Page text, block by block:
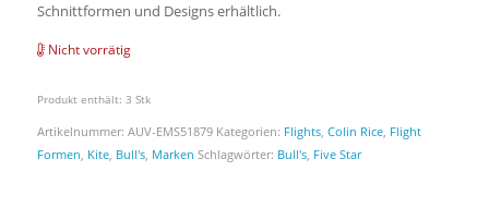
Schnittformen und Designs erhältlich.
Nicht vorrätig
Produkt enthält: 3 Stk
Artikelnummer: AUV-EMS51879 Kategorien: Flights, Colin Rice, Flight
Formen Kite, Bull's, Marken Schlagwörter: Bull's, Five Star